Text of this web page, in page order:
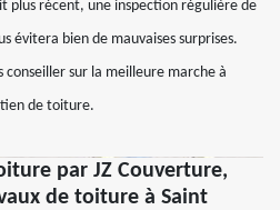
plus récent, une inspection régulière de
évitera bien de mauvaises surprises.
conseiller sur la meilleure marche à
de toiture.
par JZ Couverture,
de toiture à Saint